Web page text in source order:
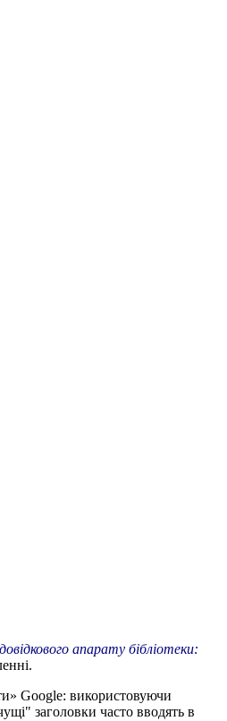
апарату бібліотеки:
Google: використовуючи
заголовки часто вводять в